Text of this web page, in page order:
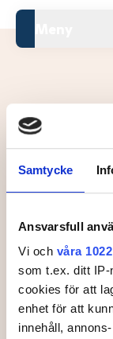
Samtycke
Ansvarsfull
Vi och våra
som t.ex. ditt IP-
cookies för att
enhet för att
innehåll,
Inga resultat